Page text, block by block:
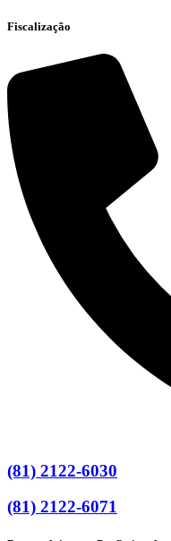
Fiscalização
(81) 2122-6030
(81) 2122-6071